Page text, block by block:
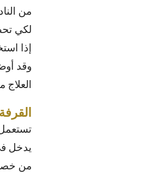
من
لكي
إذا
وقد
يدخل
من